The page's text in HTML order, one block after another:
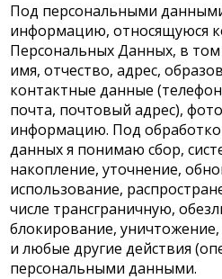
Под персональными
информацию, относящуюся
Персональных Данных, в
имя, отчество, адрес,
контактные данные
почта, почтовый адрес),
информацию. Под
данных я понимаю сбор,
накопление, уточнение,
использование,
числе трансграничную,
блокирование, уничтожение,
и любые другие действия
персональными данными.